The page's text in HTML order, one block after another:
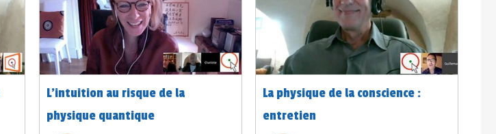
L’intuition au risque de la
physique quantique
La physique de la conscience :
entretien